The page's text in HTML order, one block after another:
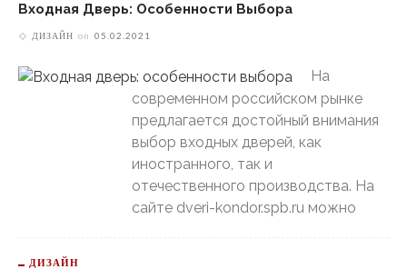
Входная Дверь: Особенности Выбора
ДИЗАЙН on 05.02.2021
На
современном российском рынке
предлагается достойный внимания
выбор входных дверей, как
иностранного, так и
отечественного производства. На
сайте dveri-kondor.spb.ru можно
ДИЗАЙН